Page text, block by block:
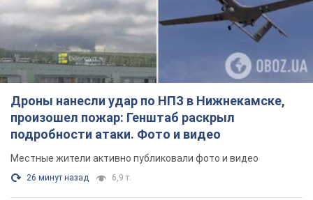
Дроны нанесли удар по НПЗ в Нижнекамске,
произошел пожар: Генштаб раскрыл
подробности атаки. Фото и видео
Местные жители активно публиковали фото и видео
26 минут назад 6,9 т.